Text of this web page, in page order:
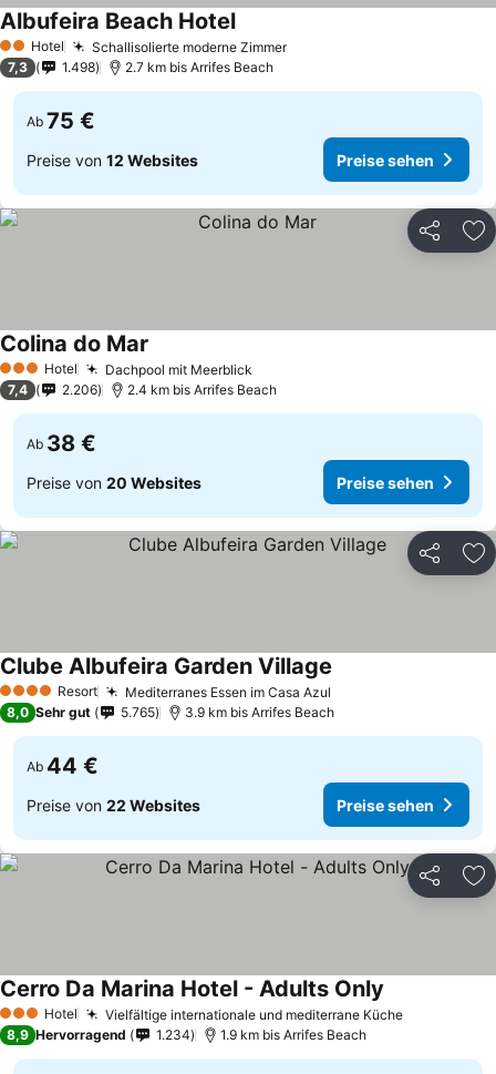
2 Sterne
Hotel Schallisolierte moderne Zimmer
Albufeira Beach Hotel
7,3 1.498 2.7 km bis Arrifes Beach
Ab 75 €
Preise von 12 Websites Preise sehen
Teilen
3 SterneHotel Dachpool mit Meerblick
Colina do Mar
7,4 2.206 2.4 km bis Arrifes Beach
Ab 38 €
Preise von 20 Websites Preise sehen
Teilen
4 Sterne Resort Mediterranes Essen im Casa Azul
Clube Albufeira Garden Village
8,0 Sehr gut 5.765 3.9 km bis Arrifes Beach
Ab 44 €
Preise von 22 Websites Preise sehen
Teilen
3 SterneHotel Vielfältige internationale und mediterrane Küche
Cerro Da Marina Hotel - Adults Only
8,9 Hervorragend 1.234 1.9 km bis Arrifes Beach